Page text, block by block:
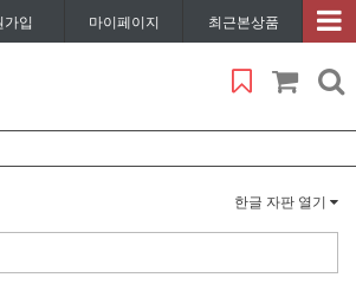
가입 마이페이지 최근본상품
한글 자판 열기